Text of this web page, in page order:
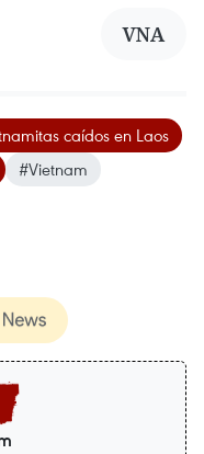
VNA
caídos en Laos
#Vietnam